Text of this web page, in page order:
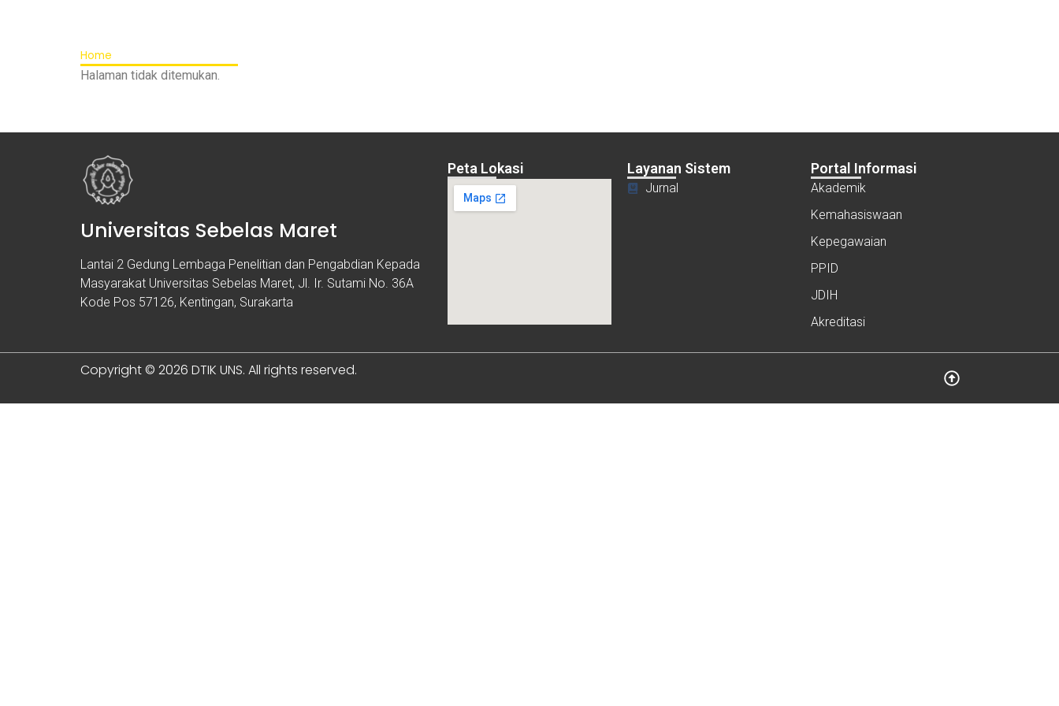
Home
Halaman tidak ditemukan.
Universitas Sebelas Maret
Lantai 2 Gedung Lembaga Penelitian dan Pengabdian Kepada
Masyarakat Universitas Sebelas Maret, Jl. Ir. Sutami No. 36A
Kode Pos 57126, Kentingan, Surakarta
Peta Lokasi Layanan Sistem
Jurnal
Portal Informasi
Akademik
Kemahasiswaan
Kepegawaian
PPID
JDIH
Akreditasi
Copyright © 2026 DTIK UNS. All rights reserved.